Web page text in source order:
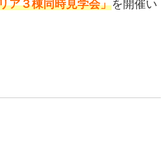
ア３棟同時見学会」を開催い